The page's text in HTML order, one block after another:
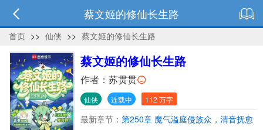
蔡文姬的修仙长生路
首页 >> 仙侠 >> 蔡文姬的修仙长生路
蔡文姬的修仙长生路
作者： 苏贯贯
仙侠 连载中 112 万字
最新章节： 第250章 魔气溢庭侵族众，清音抚愈